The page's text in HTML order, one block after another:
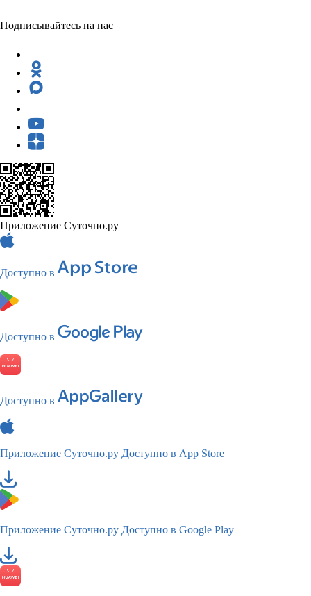
Подписывайтесь на нас
Приложение Суточно.ру
Доступно в
Доступно в
Доступно в
Приложение Суточно.ру Доступно в App Store
Приложение Суточно.ру Доступно в Google Play